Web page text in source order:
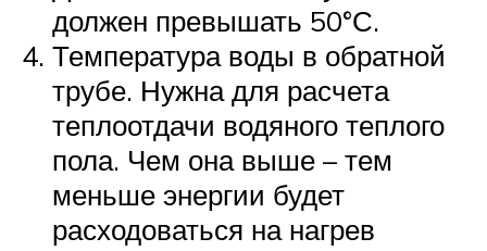
должен превышать 50°С.
Температура воды в обратной
трубе. Нужна для расчета
теплоотдачи водяного теплого
пола. Чем она выше – тем
меньше энергии будет
расходоваться на нагрев